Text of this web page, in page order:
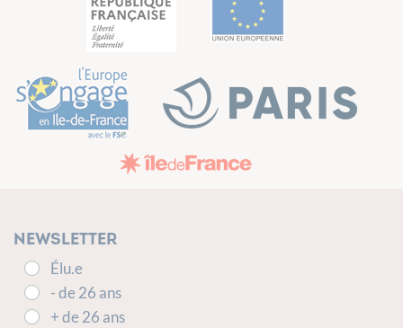
Newsletter
Élu.e
- de 26 ans
+ de 26 ans